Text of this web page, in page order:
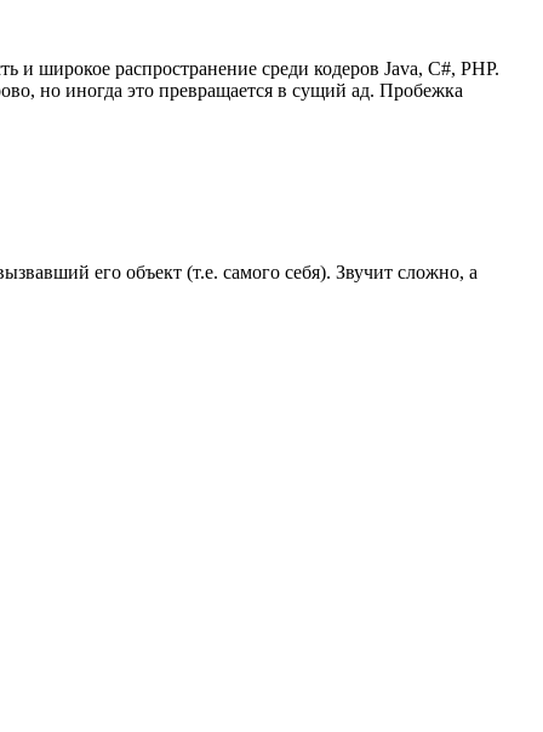
широкое распространение среди кодеров Java, C#, PHP.
но иногда это превращается в сущий ад. Пробежка
его объект (т.е. самого себя). Звучит сложно, а